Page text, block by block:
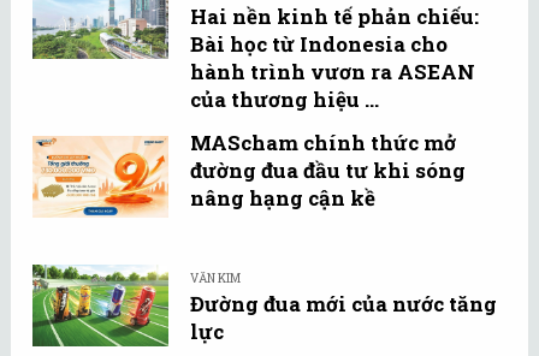
Hai nền kinh tế phản chiếu:
Bài học từ Indonesia cho
hành trình vươn ra ASEAN
của thương hiệu ...
MAScham chính thức mở
đường đua đầu tư khi sóng
nâng hạng cận kề
VĂN KIM
Đường đua mới của nước tăng
lực